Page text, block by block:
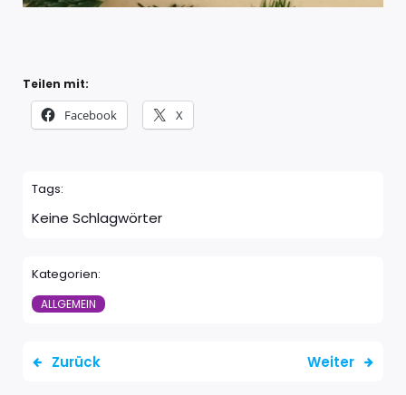
Teilen mit:
Facebook X
Tags:
Keine Schlagwörter
Kategorien:
ALLGEMEIN
Zurück Weiter